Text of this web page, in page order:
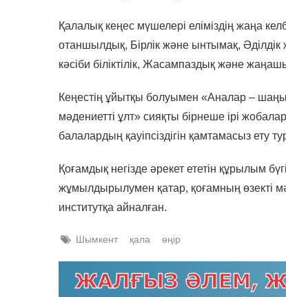
Қалалық кеңес мүшелері еліміздің жаңа
отаншылдық, Бірлік және ынтымақ,
кәсіби біліктілік, Жасампаздық және
Кеңестің ұйытқы болуымен «Аналар –
мәдениетті ұлт» сияқты бірнеше ірі
балалардың қауіпсіздігін қамтамасыз
Қоғамдық негізде әрекет ететін құрылым
жұмылдырылумен қатар, қоғамның өзекті
институтқа айналған.
Шымкент қала өңір